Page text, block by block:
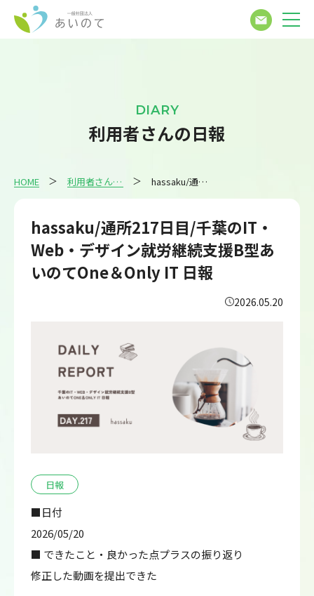
DIARY
利用者さんの日報
HOME 利用者さんの日報 hassaku/通所217日目/千葉のIT・Web・デザイン就労継続支援B型あいのてOne＆Only IT 日報
hassaku/通所217日目/千葉のIT・
Web・デザイン就労継続支援B型あ
いのてOne＆Only IT 日報
2026.05.20
日報
■日付
2026/05/20
■ できたこと・良かった点プラスの振り返り
修正した動画を提出できた